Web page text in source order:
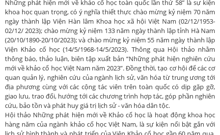
Những phát hiện mới về khảo cổ học toàn quốc lần thứ 58” là sự kiện
khoa học quan trọng, có ý nghĩa thiết thực chào mừng kỷ niệm 70 năm
ngày thành lập Viện Hàn lâm Khoa học xã hội Việt Nam (02/12/1953-
02/12/ 2023); chào mừng kỷ niệm 133 năm ngày thành lập tỉnh Hà Nam
(20/10/1890-20/10/2023); và chào mừng kỷ niệm 55 năm ngày thành lập
Viện Khảo cổ học (14/5/1968-14/5/2023). Thông qua Hội thảo nhằm
thông báo, thảo luận, biên tập xuất bản “Những phát hiện nghiên cứu
mới về khảo cổ học Việt Nam năm 2023”. Đồng thời, tạo cơ hội để các cơ
quan quản lý, nghiên cứu của ngành lịch sử, văn hóa từ trung ương tới
địa phương cùng với các cộng tác viên trên toàn quốc có dịp gặp gỡ,
giao lưu, trao đổi, hướng tới các chương trình hợp tác, góp phần nghiên
cứu, bảo tồn và phát huy giá trị lịch sử - văn hóa dân tộc.
Hội thảo Những phát hiện mới về Khảo cổ học là hoạt động khoa học
hàng năm của ngành khảo cổ học Việt Nam, là sự kiện nổi bật gắn với